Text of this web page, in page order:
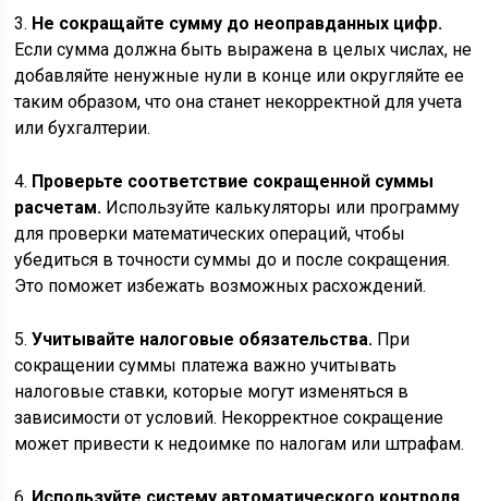
3. Не сокращайте сумму до неоправданных цифр.
Если сумма должна быть выражена в целых числах, не
добавляйте ненужные нули в конце или округляйте ее
таким образом, что она станет некорректной для учета
или бухгалтерии.
4. Проверьте соответствие сокращенной суммы
расчетам. Используйте калькуляторы или программу
для проверки математических операций, чтобы
убедиться в точности суммы до и после сокращения.
Это поможет избежать возможных расхождений.
5.Учитывайте налоговые обязательства. При
сокращении суммы платежа важно учитывать
налоговые ставки, которые могут изменяться в
зависимости от условий. Некорректное сокращение
может привести к недоимке по налогам или штрафам.